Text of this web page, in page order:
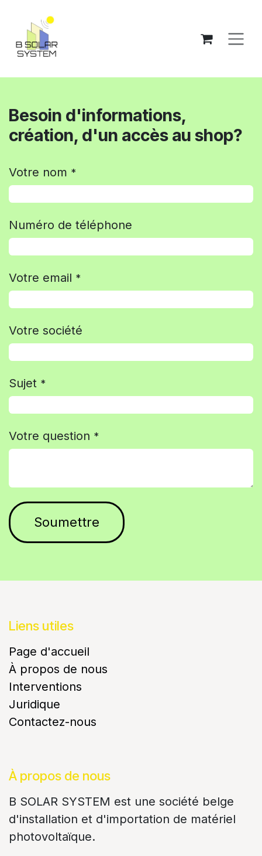
Besoin d'informations,
création, d'un accès au shop?
Votre nom *
Numéro de téléphone
Votre email *
Votre société
Sujet *
Votre question *
Soumettre
Liens utiles
Page d'accueil
À propos de nous
Interventions
Juridique
Contactez-nous
À propos de nous
B SOLAR SYSTEM est une société belge
d'installation et d'importation de matériel
photovoltaïque.